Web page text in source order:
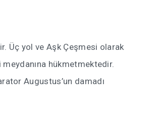
Üç yol ve Aşk Çeşmesi olarak
hükmetmektedir.
Augustus’un damadı